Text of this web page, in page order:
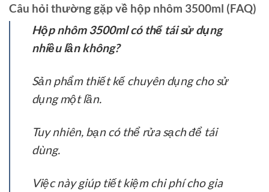
Câu hỏi thường gặp về hộp nhôm 3500ml (FAQ)
Hộp nhôm 3500ml có thể tái sử dụng
nhiều lần không?
Sản phẩm thiết kế chuyên dụng cho sử
dụng một lần.
Tuy nhiên, bạn có thể rửa sạch để tái
dùng.
Việc này giúp tiết kiệm chi phí cho gia